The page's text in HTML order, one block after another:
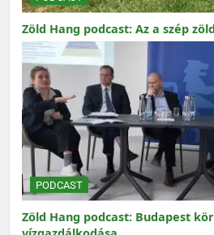
Zöld Hang podcast: Az a szép
PODCAST
Zöld Hang podcast: Budapest